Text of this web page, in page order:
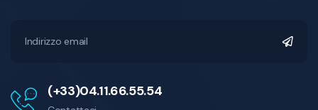
(+33)04.11.66.55.54